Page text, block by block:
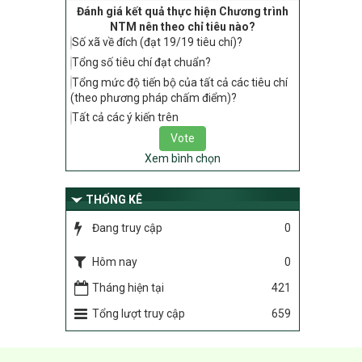
Hướng dẫn thực hiện một số nội dung
tiêu chí, điều kiện thuộc Bộ tiêu chí quốc
gia về nông thôn mới giai đoạn 2026 –
2030 thuộc phạm vi quản lý nhà nước
của Bộ Nông nghiệp và Môi trường
417/QĐ-BNNMT
Phê duyệt Chương trình mục tiêu quốc
gia xây dựng nông thôn mới, giảm nghèo
bền vững và phát triển kinh tế – xã hội
vùng đồng bào dân tộc thiểu số và miền
núi giai đoạn 2026-2035, giai đoạn I: Từ
Nghị quyết số 08/2026/NQ-HĐND
Quy định nguyên tắc, tiêu chí, định mức
Chương trình mục tiêu quốc gia xây dựng
phát triển kinh tế – xã hội vùng đồng bào
dân tộc thiểu số và miền núi giai đoạn
2026 – 2030 trên địa bàn tỉnh Nghệ An
Đánh giá kết quả thực hiện Chương trình
NTM nên theo chỉ tiêu nào?
Số xã về đích (đạt 19/19 tiêu chí)?
Tổng số tiêu chí đạt chuẩn?
Tổng mức độ tiến bộ của tất cả các tiêu chí
(theo phương pháp chấm điểm)?
Tất cả các ý kiến trên
Xem bình chọn
THỐNG KÊ
Đang truy cập 0
Hôm nay
0
Tháng hiện tại
421
Tổng lượt truy cập
659